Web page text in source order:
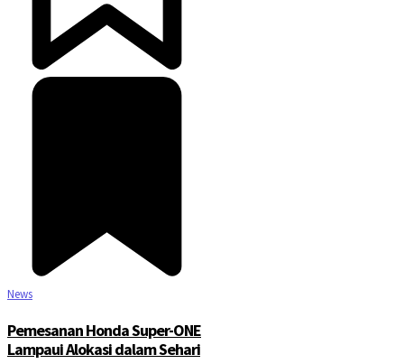
News
Pemesanan Honda Super-ONE
Lampaui Alokasi dalam Sehari